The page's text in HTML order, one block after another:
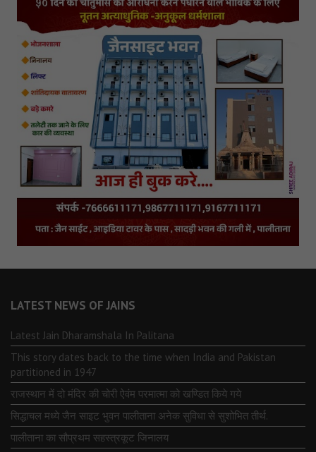
LATEST NEWS OF JAINS
Latest Jain Dharamshala In Palitana
This story dates back to the time when India and Pakistan
partitioned in 1947
राजस्थान में दो मंदिर की चोरी ऐवंम परमात्मा को खण्डित किये गये
सिद्धाचल मध्ये जैन साइट भुवन पालीताना अनेक सुविधा से सुशोभित तीर्थ.
पालीताना का सौप्रथम सहस्त्रकूट जिनालय